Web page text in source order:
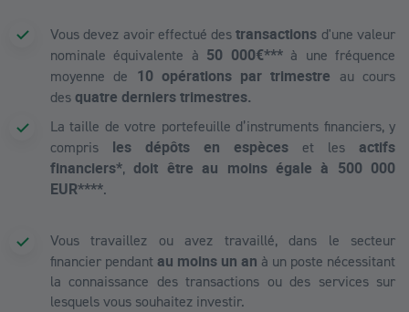
Vous devez avoir effectué destransactions d'une valeur
nominale équivalente à 50 000€***à une fréquence
moyenne de 10 opérations par trimestre au cours
desquatre derniers trimestres.
La taille de votre portefeuille d’instruments financiers, y
compris les dépôts en espèces et les actifs
financiers*,doit être au moins égale à 500 000
EUR****.
Vous travaillez ou avez travaillé, dans le secteur
financier pendantau moins un an à un poste nécessitant
la connaissance des transactions ou des services sur
lesquels vous souhaitez investir.